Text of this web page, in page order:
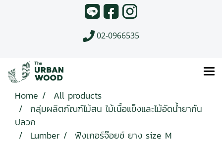
02-0966535
Home
All products
กลุ่มผลิตภัณฑ์ไม้สน ไม้เนื้อแข็งและไม้อัดน้ำยากัน
ปลวก
Lumber
ฟิงเกอร์จ๊อยซ์ ยาง size M